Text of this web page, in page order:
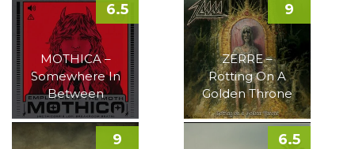
MOTHICA –
Somewhere In
Between
6.5
ZERRE –
Rotting On A
Golden Throne
9
9 6.5